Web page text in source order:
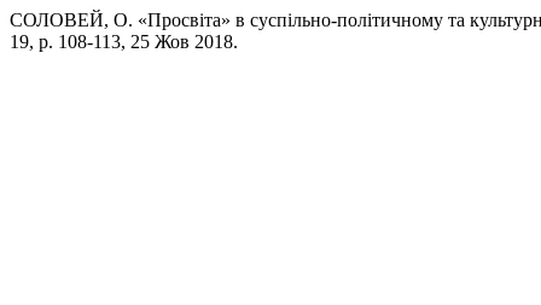
СОЛОВЕЙ, О. «Просвіта» в суспільно-політичному та
19, p. 108-113, 25 Жов 2018.